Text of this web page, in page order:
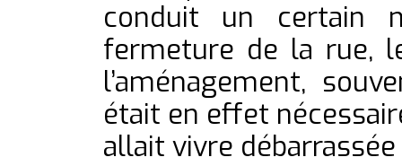
conduit un certain
fermeture de la rue,
l’aménagement,
était en effet
allait vivre